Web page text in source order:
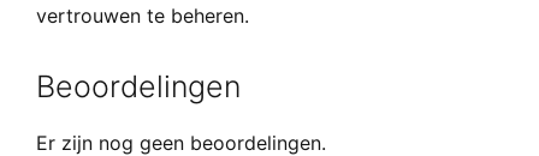
vertrouwen te beheren.
Beoordelingen
Er zijn nog geen beoordelingen.